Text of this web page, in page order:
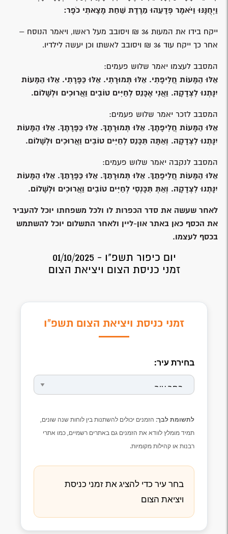
וַיְחֻנֶּנּוּ וַיֹּאמֶר פְּדָעֵהוּ מֵרֶדֶת שַׁחַת מָצָאתִי כֹפֶר:
ייקח בידו את המעות 36 ₪ ויסובב מעל ראשו, ויאמר הנוסח –
אחר כך ייקח עוד 36 ₪ ויסובב לאשתו וכן יעשה לילדיו.
המסבב לעצמו יאמר שלוש פעמים:
אֵלּוּ הַמָּעוֹת חֲלִיפָתִי. אֵלּוּ תְּמוּרָתִי. אֵלּוּ כַּפָּרָתִי. אֵלּוּ הַמָּעוֹת
יִנָּתְנוּ לִצְדָקָה. וַאֲנִי אֶכָּנֵס לְחַיִּים טוֹבִים וַאֲרוּכִים וּלְשָׁלוֹם.
המסבב לזכר יאמר שלוש פעמים:
אֵלּוּ הַמָּעוֹת חֲלִיפָתֶךָ. אֵלּוּ תְּמוּרָתֶךָ. אֵלּוּ כַּפָּרָתֶךָ. אֵלּוּ הַמָּעוֹת
יִנָּתְנוּ לִצְדָקָה. וְאַתָּה תִּכָּנֵס לְחַיִּים טוֹבִים וַאֲרוּכִים וּלְשָׁלוֹם.
המסבב לנקבה יאמר שלוש פעמים:
אֵלּוּ הַמָּעוֹת חֲלִיפָתֵךְ. אֵלּוּ תְּמוּרָתֵךְ. אֵלּוּ כַּפָּרָתֵךְ. אֵלּוּ הַמָּעוֹת
יִנָּתְנוּ לִצְדָקָה. וְאַתְּ תִּכָּנְסִי לְחַיִּים טוֹבִים וַאֲרוּכִים וּלְשָׁלוֹם.
לאחר שעשה את סדר הכפרות לו ולכל משפחתו יוכל להעביר
את הכסף כאן באתר און-ליין ולאחר התשלום יוכל להשתמש
בכסף לעצמו.
יום כיפור תשפ"ו - 01/10/2025
זמני כניסת הצום ויציאת הצום
זמני כניסת ויציאת הצום תשפ"ו
בחירת עיר:
לתשומת לבך: הזמנים יכולים להשתנות בין לוחות שנה שונים,
תמיד מומלץ לוודא את הזמנים גם באתרים רשמיים, כמו אתרי
רבנות או קהילות מקומיות.
בחר עיר כדי להציג את זמני כניסת
ויציאת הצום